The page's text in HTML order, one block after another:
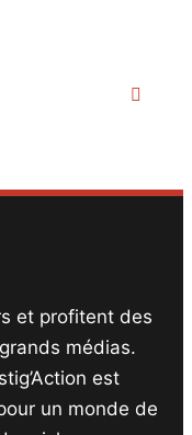
et profitent des
médias.
est
un monde de